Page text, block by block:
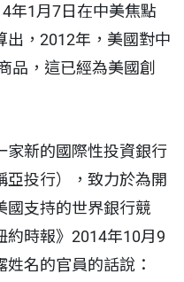
年1月7日在中美焦點
出，2012年，美國對中
品，這已經為美國創
家新的國際性投資銀行
亞投行），致力於為開
國支持的世界銀行競
約時報》2014年10月9
名的官員的話說：